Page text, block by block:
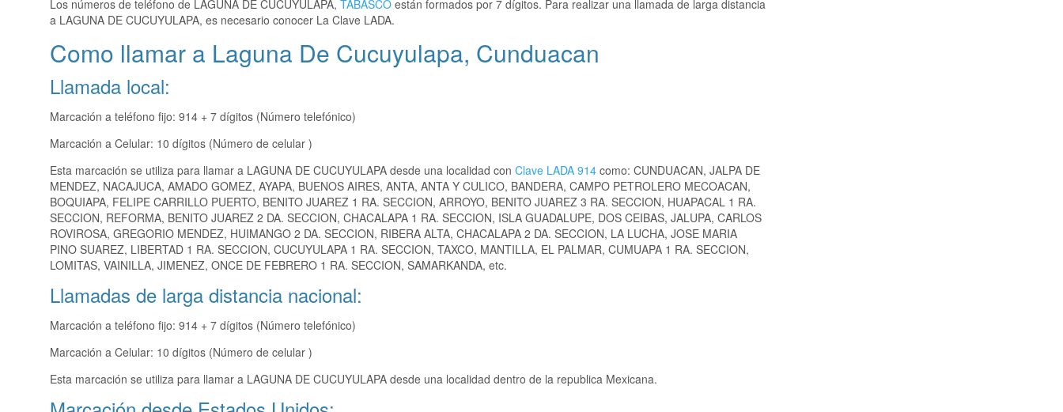
Los números de teléfono de LAGUNA DE CUCUYULAPA, TABASCO están formados por 7 dígitos. Para realizar una llamada de larga distancia
a LAGUNA DE CUCUYULAPA, es necesario conocer La Clave LADA.
Como llamar a Laguna De Cucuyulapa, Cunduacan
Llamada local:
Marcación a teléfono fijo: 914 + 7 dígitos (Número telefónico)
Marcación a Celular: 10 dígitos (Número de celular )
Esta marcación se utiliza para llamar a LAGUNA DE CUCUYULAPA desde una localidad con Clave LADA 914 como: CUNDUACAN, JALPA DE
MENDEZ, NACAJUCA, AMADO GOMEZ, AYAPA, BUENOS AIRES, ANTA, ANTA Y CULICO, BANDERA, CAMPO PETROLERO MECOACAN,
BOQUIAPA, FELIPE CARRILLO PUERTO, BENITO JUAREZ 1 RA. SECCION, ARROYO, BENITO JUAREZ 3 RA. SECCION, HUAPACAL 1 RA.
SECCION, REFORMA, BENITO JUAREZ 2 DA. SECCION, CHACALAPA 1 RA. SECCION, ISLA GUADALUPE, DOS CEIBAS, JALUPA, CARLOS
ROVIROSA, GREGORIO MENDEZ, HUIMANGO 2 DA. SECCION, RIBERA ALTA, CHACALAPA 2 DA. SECCION, LA LUCHA, JOSE MARIA
PINO SUAREZ, LIBERTAD 1 RA. SECCION, CUCUYULAPA 1 RA. SECCION, TAXCO, MANTILLA, EL PALMAR, CUMUAPA 1 RA. SECCION,
LOMITAS, VAINILLA, JIMENEZ, ONCE DE FEBRERO 1 RA. SECCION, SAMARKANDA, etc.
Llamadas de larga distancia nacional:
Marcación a teléfono fijo: 914 + 7 dígitos (Número telefónico)
Marcación a Celular: 10 dígitos (Número de celular )
Esta marcación se utiliza para llamar a LAGUNA DE CUCUYULAPA desde una localidad dentro de la republica Mexicana.